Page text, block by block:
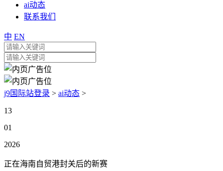
ai动态
联系我们
中 EN
j9国际站登录 > ai动态 >
13
01
2026
正在海南自贸港封关后的新赛